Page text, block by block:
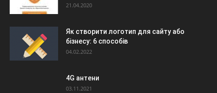
21.04.2020
Як створити логотип для сайту або
бізнесу: 6 способів
04.02.2022
4G антени
03.11.2021